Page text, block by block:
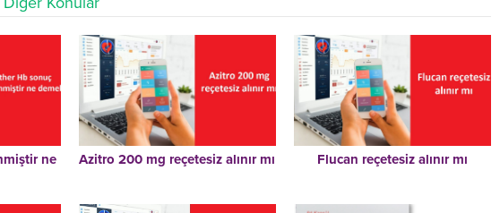
ne
Azitro 200 mg reçetesiz alınır mı Flucan reçetesiz alınır mı